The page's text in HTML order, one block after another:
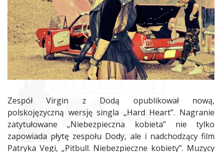
Zespół Virgin z Dodą opublikował nową,
polskojęzyczną wersję singla „Hard Heart”. Nagranie
zatytułowane „Niebezpieczna kobieta” nie tylko
zapowiada płytę zespołu Dody, ale i nadchodzący film
Patryka Vegi, „Pitbull. Niebezpieczne kobiety”. Muzycy